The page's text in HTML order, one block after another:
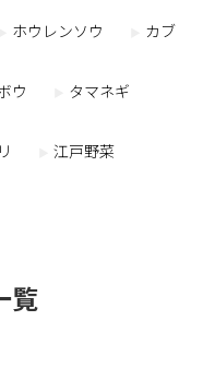
ホウレンソウ カブ
ウ タマネギ
江戸野菜
覧